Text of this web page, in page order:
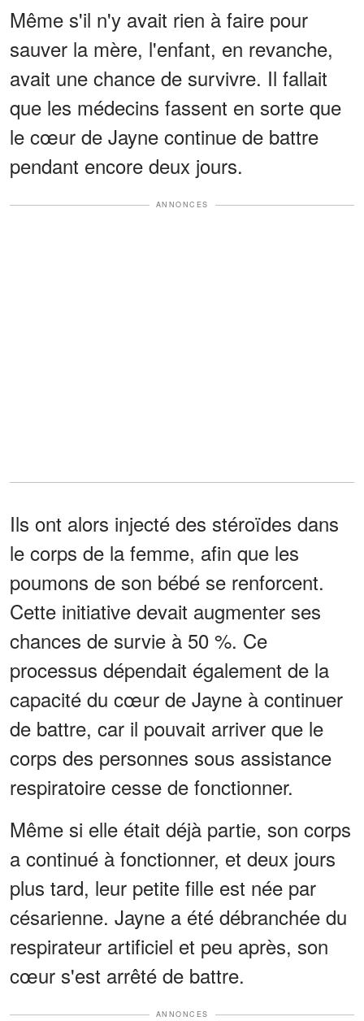
Même s'il n'y avait rien à faire pour
sauver la mère, l'enfant, en revanche,
avait une chance de survivre. Il fallait
que les médecins fassent en sorte que
le cœur de Jayne continue de battre
pendant encore deux jours.
ANNONCES
Ils ont alors injecté des stéroïdes dans
le corps de la femme, afin que les
poumons de son bébé se renforcent.
Cette initiative devait augmenter ses
chances de survie à 50 %. Ce
processus dépendait également de la
capacité du cœur de Jayne à continuer
de battre, car il pouvait arriver que le
corps des personnes sous assistance
respiratoire cesse de fonctionner.
Même si elle était déjà partie, son corps
a continué à fonctionner, et deux jours
plus tard, leur petite fille est née par
césarienne. Jayne a été débranchée du
respirateur artificiel et peu après, son
cœur s'est arrêté de battre.
ANNONCES